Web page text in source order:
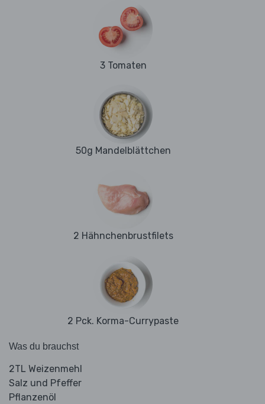
3 Tomaten
50g Mandelblättchen
2 Hähnchenbrustfilets
2 Pck. Korma-Currypaste
Was du brauchst
2TL Weizenmehl
Salz und Pfeffer
Pflanzenöl